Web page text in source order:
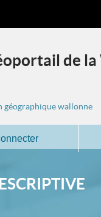
de
géographique wallonne